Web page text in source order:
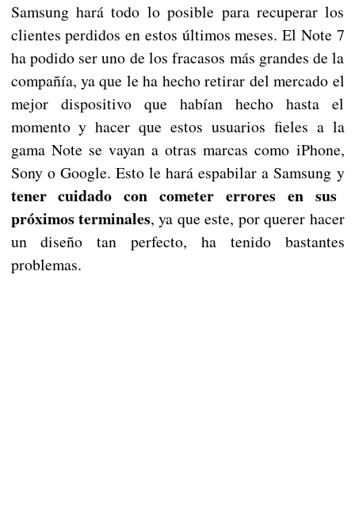
Samsung hará todo lo posible para recuperar los
clientes perdidos en estos últimos meses. El Note 7
ha podido ser uno de los fracasos más grandes de la
compañía, ya que le ha hecho retirar del mercado el
mejor dispositivo que habían hecho hasta el
momento y hacer que estos usuarios fieles a la
gama Note se vayan a otras marcas como iPhone,
Sony o Google. Esto le hará espabilar a Samsung y
tener cuidado con cometer errores en sus
próximos terminales, ya que este, por querer hacer
un diseño tan perfecto, ha tenido bastantes
problemas.